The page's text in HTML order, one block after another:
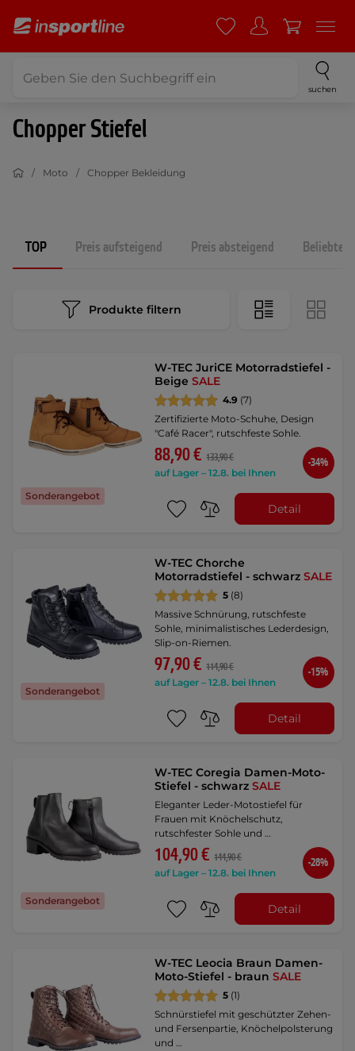
suchen
Chopper Stiefel
Moto Chopper Bekleidung
TOP Preis aufsteigend Preis absteigend
Produkte filtern
Sonderangebot
W-TEC JuriCE Motorradstiefel -
BeigeSALE
4.9 (7)
Zertifizierte Moto-Schuhe, Design
"Café Racer", rutschfeste Sohle.
88,90 € 133,90 €
auf Lager – 12.8. bei Ihnen
-34%
Detail
Sonderangebot
W-TEC Chorche
Motorradstiefel - schwarzSALE
5 (8)
Massive Schnürung, rutschfeste
Sohle, minimalistisches Lederdesign,
Slip-on-Riemen.
97,90 € 114,90 €
auf Lager – 12.8. bei Ihnen
-15%
Detail
Sonderangebot
W-TEC Coregia Damen-Moto-
Stiefel - schwarzSALE
Eleganter Leder-Motostiefel für
Frauen mit Knöchelschutz,
rutschfester Sohle und …
104,90 € 144,90 €
auf Lager – 12.8. bei Ihnen
-28%
Detail
W-TEC Leocia Braun Damen-
Moto-Stiefel - braunSALE
5 (1)
Schnürstiefel mit geschützter Zehen-
und Fersenpartie, Knöchelpolsterung
und …